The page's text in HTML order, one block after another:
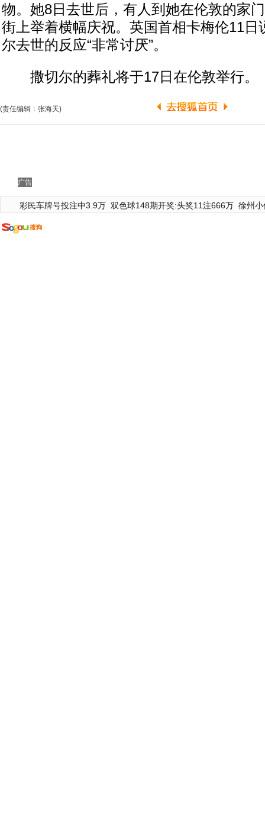
物。她8日去世后，有人到她在伦敦的家
街上举着横幅庆祝。英国首相卡梅伦11日
尔去世的反应“非常讨厌”。
撒切尔的葬礼将于17日在伦敦举行。
(责任编辑：张海天)
广告
彩民车牌号投注中3.9万 双色球148期开奖:头奖11注666万 徐州